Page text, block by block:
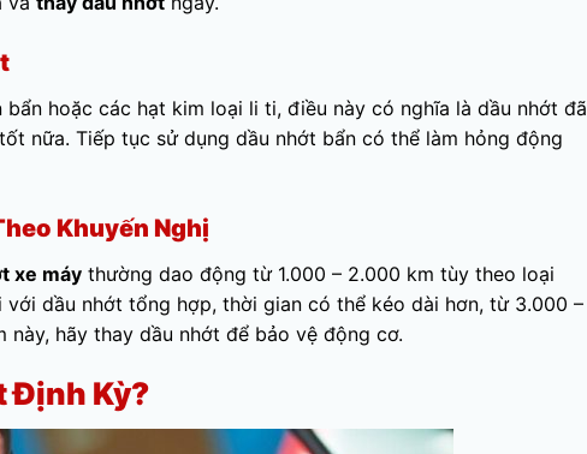
hoặc các hạt kim loại li ti, điều này có nghĩa là dầu nhớt đã
nữa. Tiếp tục sử dụng dầu nhớt bẩn có thể làm hỏng động
Khuyến Nghị
xe máy thường dao động từ 1.000 – 2.000 km tùy theo loại
dầu nhớt tổng hợp, thời gian có thể kéo dài hơn, từ 3.000 –
hãy thay dầu nhớt để bảo vệ động cơ.
Định Kỳ?